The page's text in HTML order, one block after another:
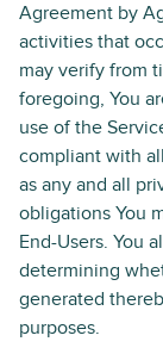
Agreement by
activities that
may verify from
foregoing, You
use of the
compliant with
as any and all
obligations You
End-Users. You
determining
generated
purposes.